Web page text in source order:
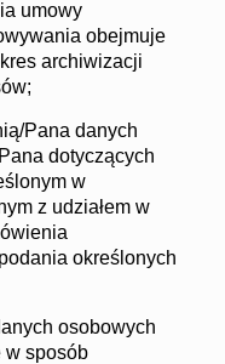
umowy
obejmuje
archiwizacji
Pana danych
dotyczących
w
z udziałem w
określonych
osobowych
w sposób